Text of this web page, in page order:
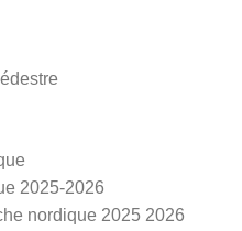
2025-2026
nordique 2025 2026